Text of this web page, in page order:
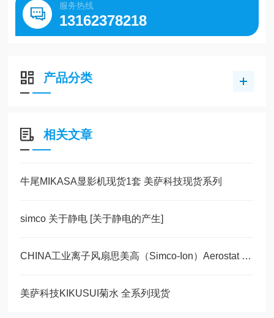
服务热线
13162378218
产品分类
相关文章
牛尾MIKASA显影机现货1套 美萨科技现货系列
simco 关于静电 [关于静电的产生]
CHINA工业离子风扇思美高（Simco-Ion）Aerostat PC离子风机现货30台
美萨科技KIKUSUI菊水 全系列现货